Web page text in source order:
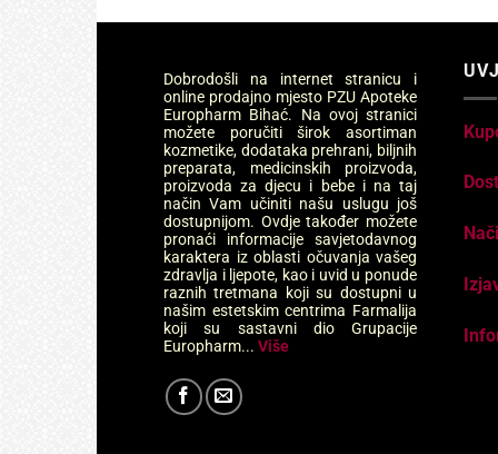
Dobrodošli na internet stranicu i
online prodajno mjesto PZU Apoteke
Europharm Bihać. Na ovoj stranici
možete poručiti širok asortiman
kozmetike, dodataka prehrani, biljnih
preparata, medicinskih proizvoda,
proizvoda za djecu i bebe i na taj
način Vam učiniti našu uslugu još
dostupnijom. Ovdje također možete
pronaći informacije savjetodavnog
karaktera iz oblasti očuvanja vašeg
zdravlja i ljepote, kao i uvid u ponude
raznih tretmana koji su dostupni u
našim estetskim centrima Farmalija
koji su sastavni dio Grupacije
Europharm... Više